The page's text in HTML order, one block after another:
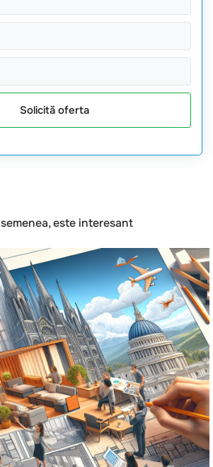
Solicită oferta
este interesant